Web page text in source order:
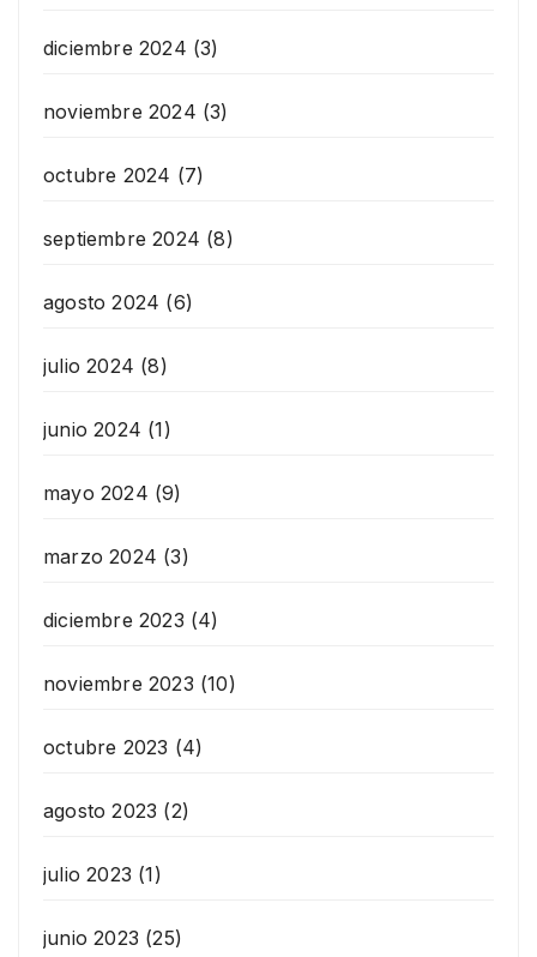
diciembre 2024 (3)
noviembre 2024 (3)
octubre 2024 (7)
septiembre 2024 (8)
agosto 2024 (6)
julio 2024 (8)
junio 2024 (1)
mayo 2024 (9)
marzo 2024 (3)
diciembre 2023 (4)
noviembre 2023 (10)
octubre 2023 (4)
agosto 2023 (2)
julio 2023 (1)
junio 2023 (25)